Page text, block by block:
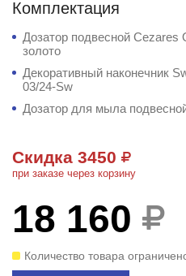
Комплектация
Дозатор подвесной
золото
Декоративный наконечник
03/24-Sw
Дозатор для мыла
Скидка 3450
при заказе через корзину
18 160
Количество товара